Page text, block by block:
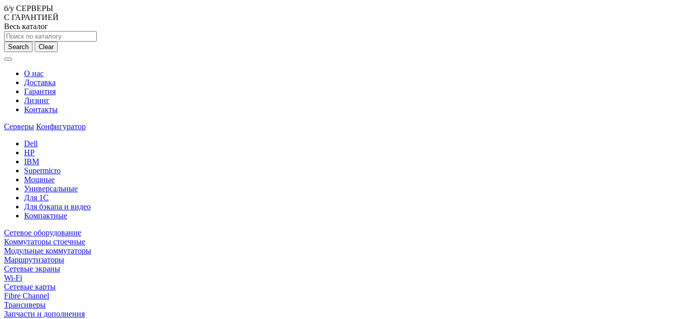
б/у СЕРВЕРЫ
С ГАРАНТИЕЙ
Весь каталог
Search Clear
О нас
Доставка
Гарантия
Лизинг
Контакты
Серверы Конфигуратор
Dell
HP
IBM
Supermicro
Мощные
Универсальные
Для 1С
Для бэкапа и видео
Компактные
Сетевое оборудование
Коммутаторы стоечные
Модульные коммутаторы
Маршрутизаторы
Сетевые экраны
Wi-Fi
Сетевые карты
Fibre Channel
Трансиверы
Запчасти и дополнения